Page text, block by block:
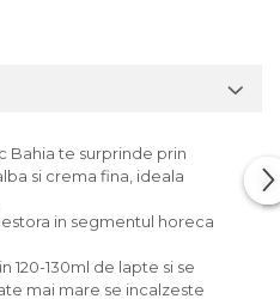
Bahia te surprinde prin
si crema fina, ideala
in segmentul horeca
120-130ml de lapte si se
mai mare se incalzeste